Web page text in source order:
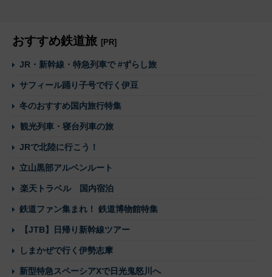
おすすめ鉄道旅 [PR]
JR・新幹線・特急列車で #ずらし旅
サフィール踊り子号で行く伊豆
冬のおすすめ国内旅行特集
観光列車・寝台列車の旅
JRで北陸に行こう！
立山黒部アルペンルート
楽天トラベル 国内宿泊
鉄道ファン集まれ！ 鉄道博物館特集
【JTB】日帰り新幹線ツアー
しまかぜで行く伊勢志摩
新型特急スペーシアXで日光鬼怒川へ